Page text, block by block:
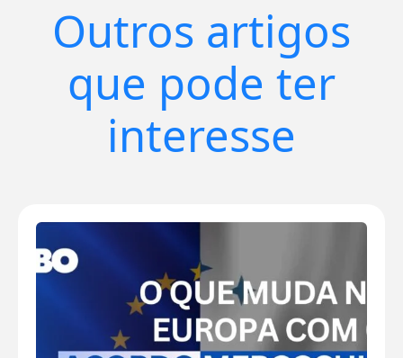
Outros artigos
que pode ter
interesse